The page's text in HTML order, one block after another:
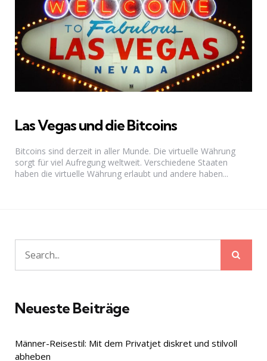
Las Vegas und die Bitcoins
Bitcoins sind derzeit in aller Munde. Die virtuelle Währung
sorgt für viel Aufregung weltweit. Verschiedene Staaten
haben die virtuelle Währung erlaubt und andere haben...
Search
for:
Neueste Beiträge
Männer-Reisestil: Mit dem Privatjet diskret und stilvoll
abheben